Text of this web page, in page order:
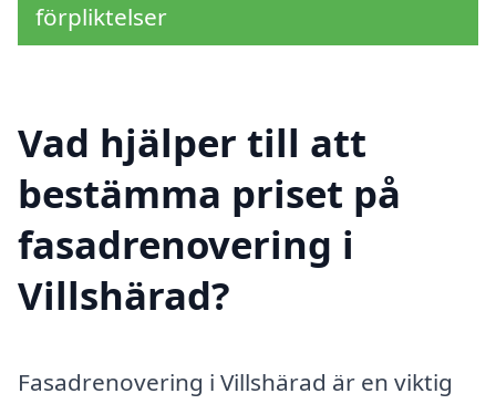
förpliktelser
Vad hjälper till att
bestämma priset på
fasadrenovering i
Villshärad?
Fasadrenovering i Villshärad är en viktig